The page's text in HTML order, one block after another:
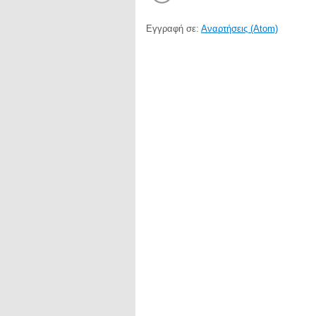
Εγγραφή σε: Αναρτήσεις (Atom)